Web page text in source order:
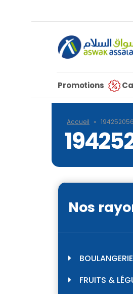
Promotions
Accueil »
Nos
BOULANGERIE
FRUITS &